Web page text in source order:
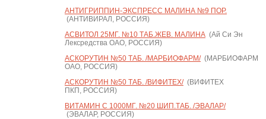
АНТИГРИППИН-ЭКСПРЕСС МАЛИНА №9 ПОР.
(АНТИВИРАЛ, РОССИЯ)
АСВИТОЛ 25МГ. №10 ТАБ.ЖЕВ. МАЛИНА(Ай Си Эн
Лексредства ОАО, РОССИЯ)
АСКОРУТИН №50 ТАБ. /МАРБИОФАРМ/(МАРБИОФАРМ
ОАО, РОССИЯ)
АСКОРУТИН №50 ТАБ. /ВИФИТЕХ/(ВИФИТЕХ
ПКП, РОССИЯ)
ВИТАМИН С 1000МГ. №20 ШИП.ТАБ. /ЭВАЛАР/
(ЭВАЛАР, РОССИЯ)